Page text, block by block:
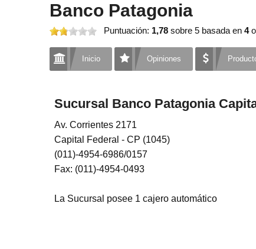
Banco Patagonia
Puntuación: 1,78 sobre 5 basada en 4
Inicio Opiniones
Sucursal Banco Patagonia
Av. Corrientes 2171
Capital Federal - CP (1045)
(011)-4954-6986/0157
Fax: (011)-4954-0493
La Sucursal posee 1 cajero automático